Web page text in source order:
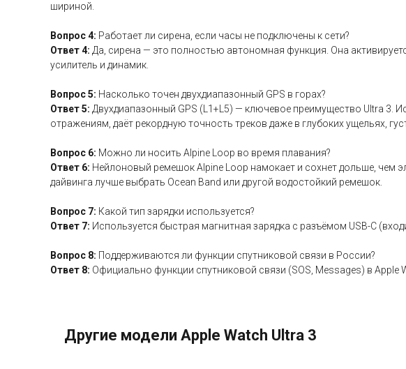
шириной.
Вопрос 4: Работает ли сирена, если часы не подключены к сети?
Ответ 4: Да, сирена — это полностью автономная функция. Она
усилитель и динамик.
Вопрос 5: Насколько точен двухдиапазонный GPS в горах?
Ответ 5: Двухдиапазонный GPS (L1+L5) — ключевое преимущество Ultra 3.
отражениям, даёт рекордную точность треков даже в глубоких ущельях,
Вопрос 6: Можно ли носить Alpine Loop во время плавания?
Ответ 6: Нейлоновый ремешок Alpine Loop намокает и сохнет дольше, чем
дайвинга лучше выбрать Ocean Band или другой водостойкий ремешок.
Вопрос 7: Какой тип зарядки используется?
Ответ 7: Используется быстрая магнитная зарядка с разъёмом USB-C
Вопрос 8: Поддерживаются ли функции спутниковой связи в России?
Ответ 8: Официально функции спутниковой связи (SOS, Messages) в Apple
Другие модели Apple Watch Ultra 3